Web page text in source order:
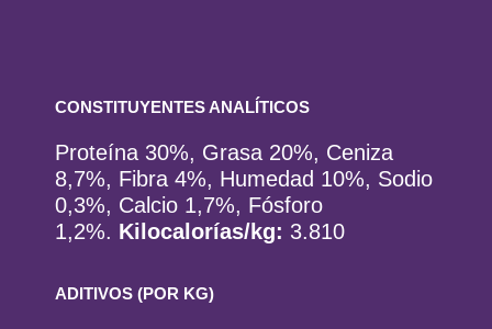
CONSTITUYENTES ANALÍTICOS
Proteína 30%, Grasa 20%, Ceniza
8,7%, Fibra 4%, Humedad 10%, Sodio
0,3%, Calcio 1,7%, Fósforo
1,2%. Kilocalorías/kg: 3.810
ADITIVOS (POR KG)